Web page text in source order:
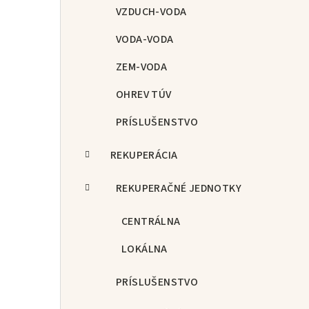
VZDUCH-VODA
VODA-VODA
ZEM-VODA
OHREV TÚV
PRÍSLUŠENSTVO
REKUPERÁCIA
REKUPERAČNÉ JEDNOTKY
CENTRÁLNA
LOKÁLNA
PRÍSLUŠENSTVO